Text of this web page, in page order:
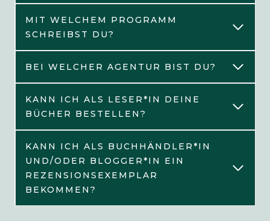
MIT WELCHEM PROGRAMM
SCHREIBST DU?
BEI WELCHER AGENTUR BIST DU?
KANN ICH ALS LESER*IN DEINE
BÜCHER BESTELLEN?
KANN ICH ALS BUCHHÄNDLER*IN
UND/ODER BLOGGER*IN EIN
REZENSIONSEXEMPLAR
BEKOMMEN?